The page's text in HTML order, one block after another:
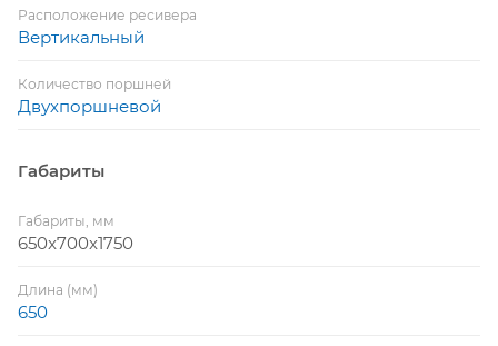
Расположение ресивера
Вертикальный
Количество поршней
Двухпоршневой
Габариты
Габариты, мм
650x700x1750
Длина (мм)
650